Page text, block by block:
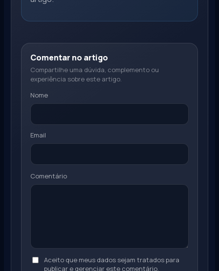
Comentar no artigo
Compartilhe uma dúvida, complemento ou
experiência sobre este artigo.
Nome
Email
Comentário
Aceito que meus dados sejam tratados para
publicar e gerenciar este comentário.